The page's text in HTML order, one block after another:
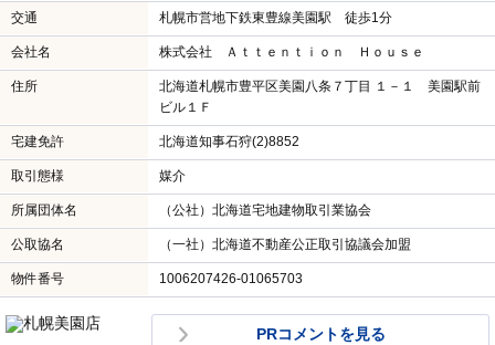
交通 札幌市営地下鉄東豊線美園駅 徒歩1分
会社名 株式会社 Ａｔｔｅｎｔｉｏｎ Ｈｏｕｓｅ
住所
北海道札幌市豊平区美園八条７丁目 １－１ 美園駅前
ビル１Ｆ
宅建免許 北海道知事石狩(2)8852
取引態様 媒介
所属団体名 （公社）北海道宅地建物取引業協会
公取協名 （一社）北海道不動産公正取引協議会加盟
物件番号 1006207426-01065703
PRコメントを見る